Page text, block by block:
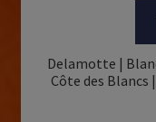
Delamotte |
Côte des Blancs